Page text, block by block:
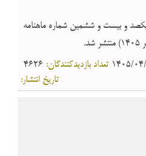
و بیست و ششمین شماره ماهنامه
4626 تعداد بازدیدکنندگان: 1405/
تاریخ انتشار: